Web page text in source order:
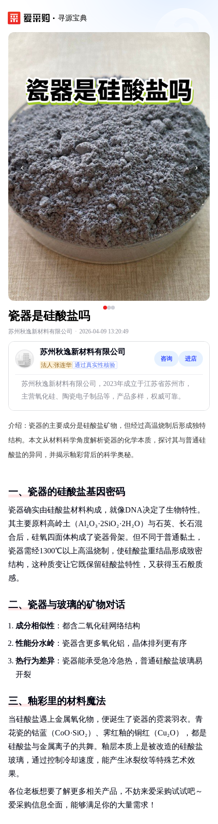
寻源宝典
‹ ›
瓷器是硅酸盐吗
苏州秋逸新材料有限公司 · 2026-04-09 13:20:49
苏州秋逸新材料有限公司
法人:张连华 通过真实性核验
咨询 进店
苏州秋逸新材料有限公司，2023年成立于江苏省苏州市，
主营氧化硅、陶瓷电子制品等，产品多样，权威可靠。
介绍： 瓷器的主要成分是硅酸盐矿物，但经过高温烧制后形成独特
结构。本文从材料科学角度解析瓷器的化学本质，探讨其与普通硅
酸盐的异同，并揭示釉彩背后的科学奥秘。
一、瓷器的硅酸盐基因密码
瓷器确实由硅酸盐材料构成，就像DNA决定了生物特性。
其主要原料高岭土（Al₂O₃·2SiO₂·2H₂O）与石英、长石混
合后，硅氧四面体构成了瓷器骨架。但不同于普通黏土，
瓷器需经1300℃以上高温烧制，使硅酸盐重结晶形成致密
结构，这种质变让它既保留硅酸盐特性，又获得玉石般质
感。
二、瓷器与玻璃的矿物对话
成分相似性 ：都含二氧化硅网络结构
性能分水岭：瓷器含更多氧化铝，晶体排列更有序
热行为差异 ：瓷器能承受急冷急热，普通硅酸盐玻璃易
开裂
三、釉彩里的材料魔法
当硅酸盐遇上金属氧化物，便诞生了瓷器的霓裳羽衣。青
花瓷的钴蓝（CoO·SiO₂）、霁红釉的铜红（Cu₂O），都是
硅酸盐与金属离子的共舞。釉层本质上是被改造的硅酸盐
玻璃，通过控制冷却速度，能产生冰裂纹等特殊艺术效
果。
各位老板想要了解更多相关产品，不妨来爱采购试试吧～
爱采购信息全面，能够满足你的大量需求！